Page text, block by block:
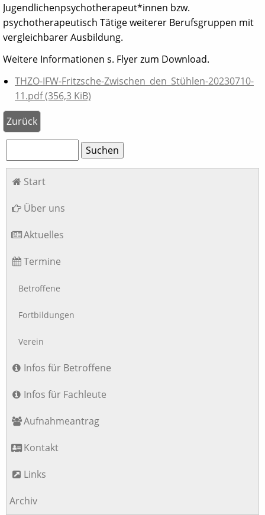
Jugendlichenpsychotherapeut*innen bzw.
psychotherapeutisch Tätige weiterer Berufsgruppen mit
vergleichbarer Ausbildung.
Weitere Informationen s. Flyer zum Download.
THZO-IFW-Fritzsche-Zwischen_den_Stühlen-20230710-
11.pdf(356,3 KiB)
Zurück
Suchen
Navigation
Start
Über uns
Aktuelles
Termine
Betroffene
Fortbildungen
Verein
Infos für Betroffene
Infos für Fachleute
Aufnahmeantrag
Kontakt
Links
Archiv